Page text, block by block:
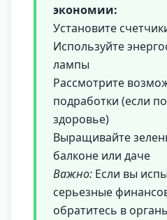
экономии:
Установите
Используйте
лампы
Рассмотрите
подработки (если
здоровье)
Выращивайте
балконе или даче
Важно: Если вы
серьезные
обратитесь в